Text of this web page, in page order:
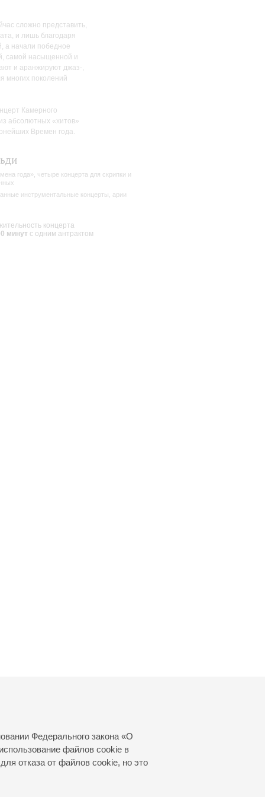
Федерального закона «О
файлов cookie в
отказа от файлов cookie, но это
сложно представить,
и лишь благодаря
а начали победное
самой насыщенной и
и аранжируют джаз-,
многих поколений
Камерного
абсолютных «хитов»
Времен года.
года», четыре концерта для скрипки и
инструментальные концерты, арии
концерта
минут с одним антрактом